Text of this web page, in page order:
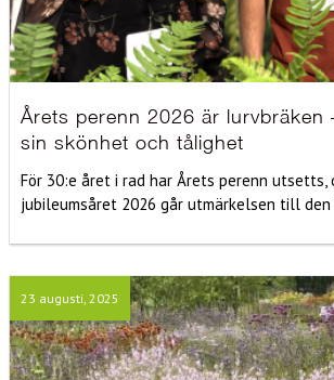
Årets perenn 2026 är lurvbräken
sin skönhet och tålighet
För 30:e året i rad har Årets perenn utsetts,
jubileumsåret 2026 går utmärkelsen till
23 augusti, 2025